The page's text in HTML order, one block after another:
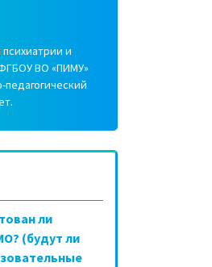
и
ВО «ПИМУ»
ли
(будут ли